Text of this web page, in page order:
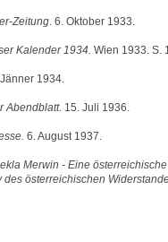
Zeitung. 6. Oktober 1933.
Kalender 1934. Wien 1933. S.
1934.
Abendblatt. 15. Juli 1936.
6. August 1937.
Merwin - Eine
österreichischen